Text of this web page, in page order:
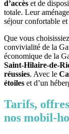
d’accès et de
totale. Leur
séjour confortable et
Que vous
convivialité de la
économique de la
Saint-Hilaire-de-
réussies. Avec le
étoiles et d’un
Tarifs,
nos mobil-